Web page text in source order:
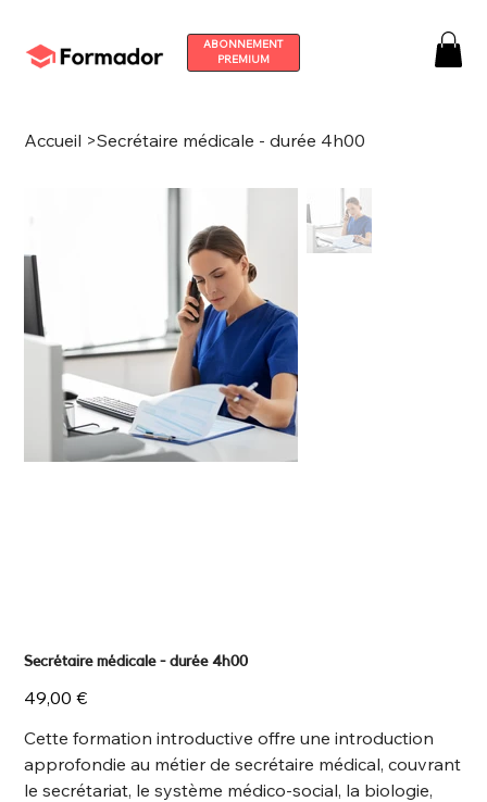
ABONNEMENT
PREMIUM
Accueil >Secrétaire médicale - durée 4h00
Secrétaire médicale - durée 4h00
Prix
49,00 €
Cette formation introductive offre une introduction
approfondie au métier de secrétaire médical, couvrant
le secrétariat, le système médico-social, la biologie,